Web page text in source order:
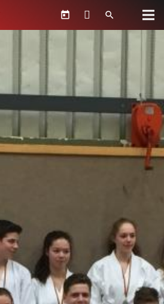
today search